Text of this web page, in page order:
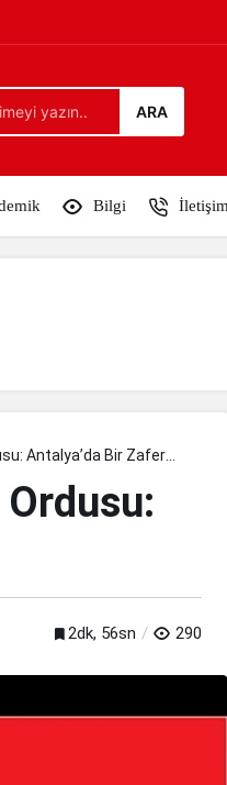
ARA
Bilgi İletişim
Antalya’da Bir Zafer
2dk, 56sn 290